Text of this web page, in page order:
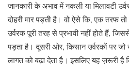
जानकारी के अभाव में नकली या मिलावटी
दोहरी मार पड़ती है। वो ऐसे कि, एक तरफ
उर्वरक पूरी तरह से प्रभावी नहीं होते हैं,
पड़ता है। दूसरी ओर, किसान उर्वरकों पर
लागत को बढ़ा देता है। इसलिए यह ज़रूरी है